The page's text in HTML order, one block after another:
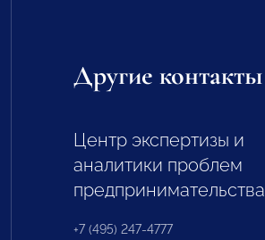
Другие контакты
Центр экспертизы и
аналитики проблем
предпринимательства
+7 (495) 247-4777